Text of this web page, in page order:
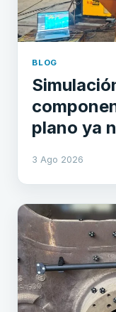
BLOG
plano ya
3 Ago 2026